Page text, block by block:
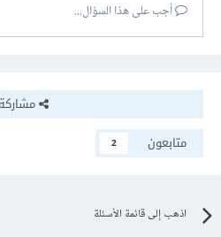
أجب على هذا السؤال...
مشاركة
متابعون
2
اذهب إلى قائمة الأسئلة